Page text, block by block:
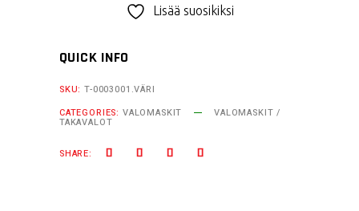
Lisää suosikiksi
QUICK INFO
SKU:T-0003001.VÄRI
CATEGORIES: VALOMASKIT VALOMASKIT /
TAKAVALOT
SHARE: